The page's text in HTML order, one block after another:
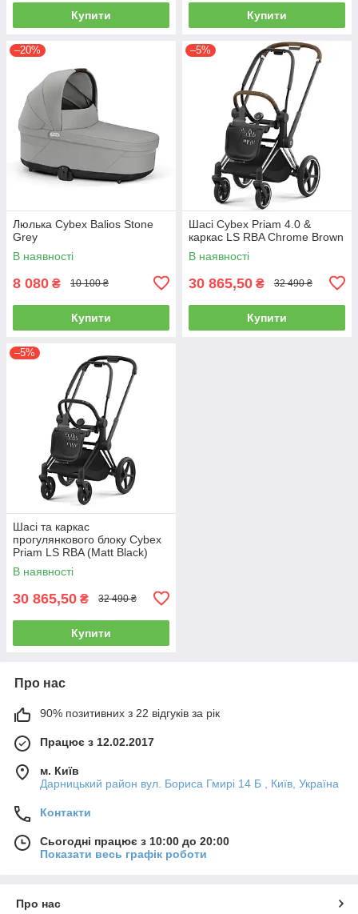
Купити Купити
–20%
Люлька Cybex Balios Stone
Grey
В наявності
8 080 ₴ 10 100 ₴
Купити
–5%
Шасі Cybex Priam 4.0 &
каркас LS RBA Сhrome Brown
В наявності
30 865,50 ₴ 32 490 ₴
Купити
–5%
Шасі та каркас
прогулянкового блоку Cybex
Priam LS RBA (Matt Black)
В наявності
30 865,50 ₴ 32 490 ₴
Купити
Про нас
90% позитивних з 22 відгуків за рік
Працює з 12.02.2017
м. Київ
Дарницький район вул. Бориса Гмирі 14 Б , Київ, Україна
Контакти
Сьогодні працює з 10:00 до 20:00
Показати весь графік роботи
Про нас